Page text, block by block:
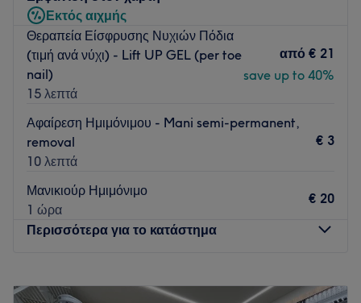
Εκτός αιχμής
Θεραπεία Είσφρυσης Νυχιών Πόδια
(τιμή ανά νύχι) - Lift UP GEL (per toe
nail)
15 λεπτά
από € 21
save up to 40%
Αφαίρεση Ημιμόνιμου - Mani semi-permanent,
removal
10 λεπτά
€ 3
Μανικιούρ Ημιμόνιμο
1 ώρα
€ 20
Περισσότερα για το κατάστημα
Τρίτη
10:00
20:00